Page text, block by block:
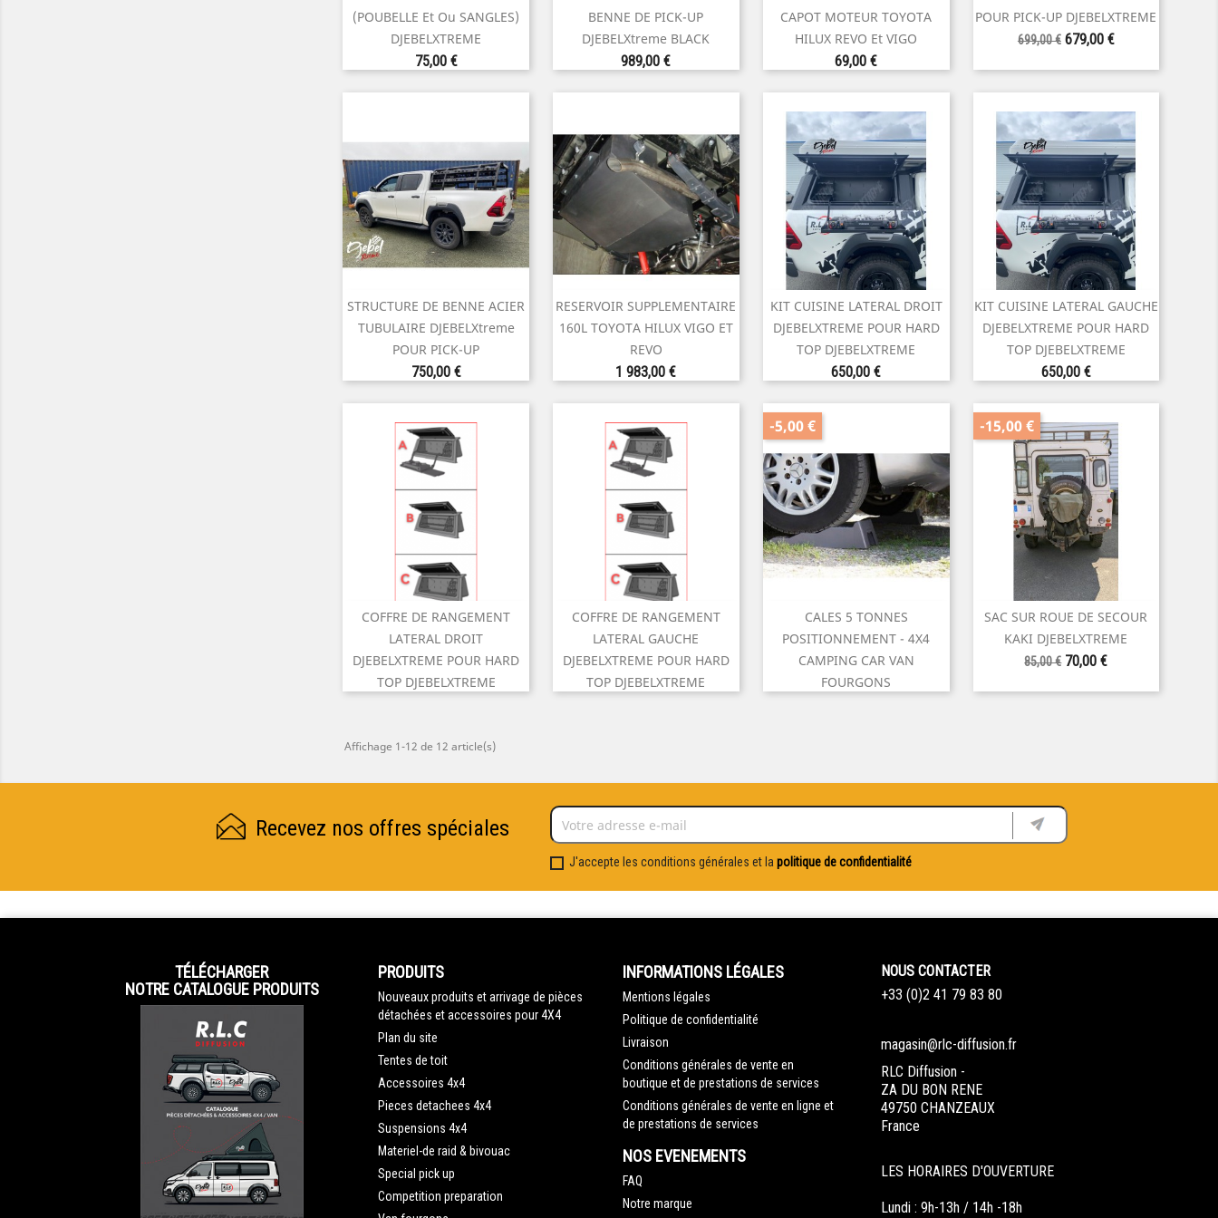
(POUBELLE Et Ou SANGLES)
DJEBELXTREME
Prix
75,00 €
Aperçu rapide
BENNE DE PICK-UP
DJEBELXtreme BLACK
Prix
989,00 €
Aperçu rapide
CAPOT MOTEUR TOYOTA
HILUX REVO Et VIGO
Prix
69,00 €
Aperçu rapide
POUR PICK-UP DJEBELXTREME
Prix
base
699,00 € Prix
679,00 €
Aperçu rapide
STRUCTURE DE BENNE ACIER
TUBULAIRE DJEBELXtreme
POUR PICK-UP
Prix
750,00 €
Aperçu rapide
RESERVOIR SUPPLEMENTAIRE
160L TOYOTA HILUX VIGO ET
REVO
Prix
1 983,00 €
Aperçu rapide
KIT CUISINE LATERAL DROIT
DJEBELXTREME POUR HARD
TOP DJEBELXTREME
Prix
650,00 €
Aperçu rapide
KIT CUISINE LATERAL GAUCHE
DJEBELXTREME POUR HARD
TOP DJEBELXTREME
Prix
650,00 €
Aperçu rapide
COFFRE DE RANGEMENT
LATERAL DROIT
DJEBELXTREME POUR HARD
TOP DJEBELXTREME
Aperçu rapide
COFFRE DE RANGEMENT
LATERAL GAUCHE
DJEBELXTREME POUR HARD
TOP DJEBELXTREME
Aperçu rapide
CALES 5 TONNES
POSITIONNEMENT - 4X4
CAMPING CAR VAN
FOURGONS
-5,00 €
Aperçu rapide
SAC SUR ROUE DE SECOUR
KAKI DJEBELXTREME
Prix
base
85,00 € Prix
70,00 €
-15,00 €
Aperçu rapide
Affichage 1-12 de 12 article(s)
Recevez nos offres spéciales
J'accepte les conditions générales et la politique de confidentialité
TÉLÉCHARGER
NOTRE CATALOGUE PRODUITS
PRODUITS
Nouveaux produits et arrivage de pièces
détachées et accessoires pour 4X4
Plan du site
Tentes de toit
Accessoires 4x4
Pieces detachees 4x4
Suspensions 4x4
Materiel-de raid & bivouac
Special pick up
Competition preparation
INFORMATIONS LÉGALES
Mentions légales
Politique de confidentialité
Livraison
Conditions générales de vente en
boutique et de prestations de services
Conditions générales de vente en ligne et
de prestations de services
NOS EVENEMENTS
FAQ
Notre marque
NOUS CONTACTER
+33 (0)2 41 79 83 80
magasin@rlc-diffusion.fr
RLC Diffusion -
ZA DU BON RENE
49750 CHANZEAUX
France
LES HORAIRES D'OUVERTURE
Lundi : 9h-13h / 14h -18h